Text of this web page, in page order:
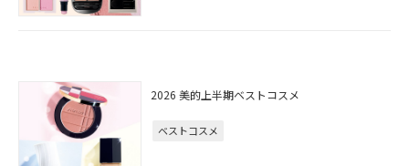
2026 美的上半期ベストコスメ
ベストコスメ